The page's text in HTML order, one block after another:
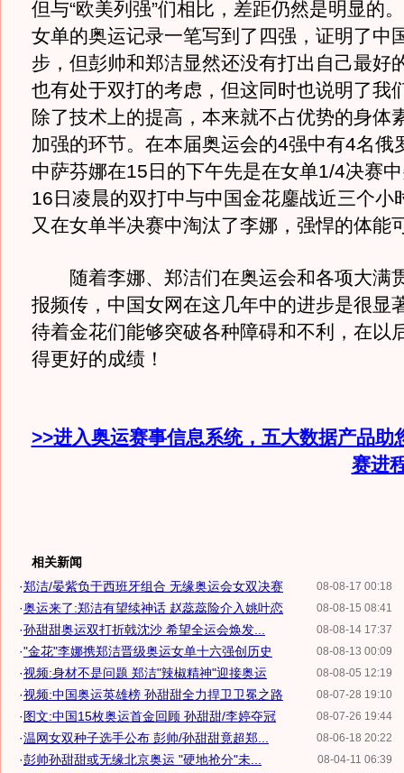
但与“欧美列强”们相比，差距仍然是明显的
女单的奥运记录一笔写到了四强，证明了中
步，但彭帅和郑洁显然还没有打出自己最好
也有处于双打的考虑，但这同时也说明了我
除了技术上的提高，本来就不占优势的身体
加强的环节。在本届奥运会的4强中有4名俄
中萨芬娜在15日的下午先是在女单1/4决赛
16日凌晨的双打中与中国金花鏖战近三个小
又在女单半决赛中淘汰了李娜，强悍的体能
随着李娜、郑洁们在奥运会和各项大满
报频传，中国女网在这几年中的进步是很显
待着金花们能够突破各种障碍和不利，在以
得更好的成绩！
>>进入奥运赛事信息系统，五大数据产品助
赛进
相关新闻
08-08-17 00:18
·郑洁/晏紫负于西班牙组合 无缘奥运会女双决赛
08-08-15 08:41
·奥运来了:郑洁有望续神话 赵蕊蕊险介入姚叶恋
08-08-14 17:37
·孙甜甜奥运双打折戟沈沙 希望全运会焕发...
08-08-13 00:09
·"金花"李娜携郑洁晋级奥运女单十六强创历史
08-08-05 12:19
·视频:身材不是问题 郑洁"辣椒精神"迎接奥运
08-07-28 19:10
·视频:中国奥运英雄榜 孙甜甜全力捍卫卫冕之路
08-07-26 19:44
·图文:中国15枚奥运首金回顾 孙甜甜/李婷夺冠
08-06-18 20:22
·温网女双种子选手公布 彭帅/孙甜甜竟超郑...
08-04-11 06:39
·彭帅孙甜甜或无缘北京奥运 "硬地抢分"未...